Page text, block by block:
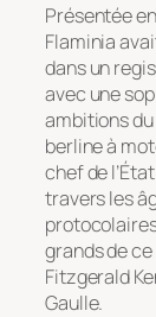
Présentée
Flaminia
dans un
avec une
ambitions
berline à
chef de
travers les
grands de
Fitzgerald
Gaulle.